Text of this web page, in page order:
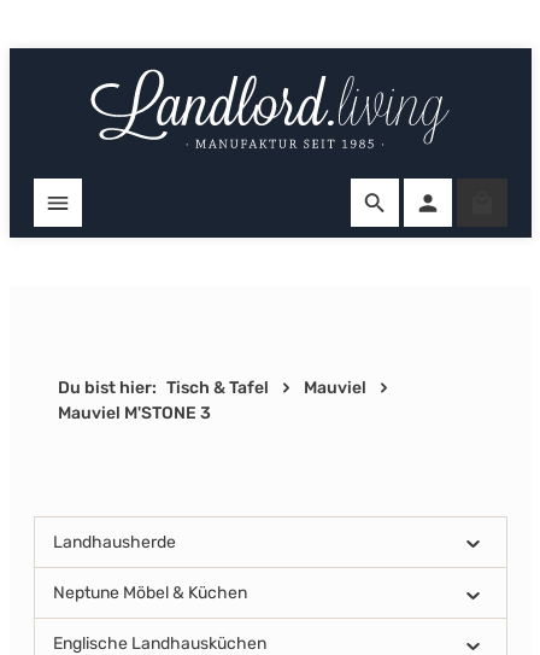
Du bist hier: Tisch & Tafel
Mauviel
Mauviel M'STONE 3
Landhausherde
Neptune Möbel & Küchen
Englische Landhausküchen